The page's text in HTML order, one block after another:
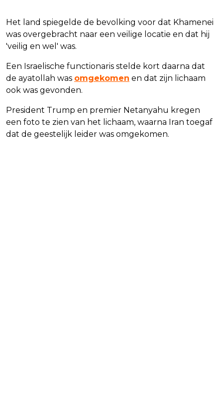
Het land spiegelde de bevolking voor dat Khamenei
was overgebracht naar een veilige locatie en dat hij
'veilig en wel' was.
Een Israelische functionaris stelde kort daarna dat
de ayatollah was omgekomen en dat zijn lichaam
ook was gevonden.
President Trump en premier Netanyahu kregen
een foto te zien van het lichaam, waarna Iran toegaf
dat de geestelijk leider was omgekomen.